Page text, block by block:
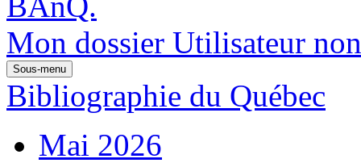
Mon dossier Utilisateur
Sous-menu
Bibliographie du Québec
Mai 2026